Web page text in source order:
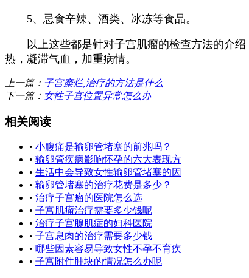
5、忌食辛辣、酒类、冰冻等食品。
以上这些都是针对子宫肌瘤的检查方法的介绍
热，凝滞气血，加重病情。
上一篇： 子宫糜烂,治疗的方法是什么
下一篇： 女性子宫位置异常怎么办
相关阅读
• 小腹痛是输卵管堵塞的前兆吗？
• 输卵管疾病影响怀孕的六大表现方
• 生活中会导致女性输卵管堵塞的因
• 输卵管堵塞的治疗花费是多少？
• 治疗子宫瘤的医院怎么选
• 子宫肌瘤治疗需要多少钱呢
• 治疗子宫腺肌症的妇科医院
• 子宫息肉的治疗需要多少钱
• 哪些因素容易导致女性不孕不育疾
• 子宫附件肿块的情况怎么办呢